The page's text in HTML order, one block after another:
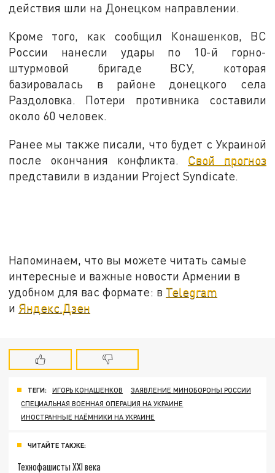
действия шли на Донецком направлении.
Кроме того, как сообщил Конашенков, ВС
России нанесли удары по 10-й горно-
штурмовой бригаде ВСУ, которая
базировалась в районе донецкого села
Раздоловка. Потери противника составили
около 60 человек.
Ранее мы также писали, что будет с Украиной
после окончания конфликта. Свой прогноз
представили в издании Project Syndicate.
Напоминаем, что вы можете читать самые
интересные и важные новости Армении в
удобном для вас формате: в Telegram
и Яндекс.Дзен
ТЕГИ: ИГОРЬ КОНАШЕНКОВ
ЗАЯВЛЕНИЕ МИНОБОРОНЫ РОССИИ
СПЕЦИАЛЬНАЯ ВОЕННАЯ ОПЕРАЦИЯ НА УКРАИНЕ
ИНОСТРАННЫЕ НАЁМНИКИ НА УКРАИНЕ
ЧИТАЙТЕ ТАКЖЕ:
Технофашисты XXI века